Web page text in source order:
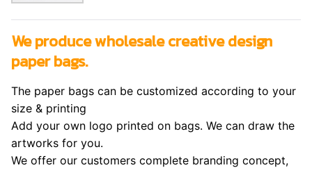
We produce wholesale creative design
paper bags.
The paper bags can be customized according to your
size & printing
Add your own logo printed on bags. We can draw the
artworks for you.
We offer our customers complete branding concept,